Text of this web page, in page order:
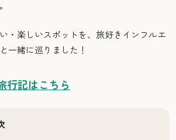
・楽しいスポットを、旅好きインフルエ
一緒に巡りました！
行記はこちら